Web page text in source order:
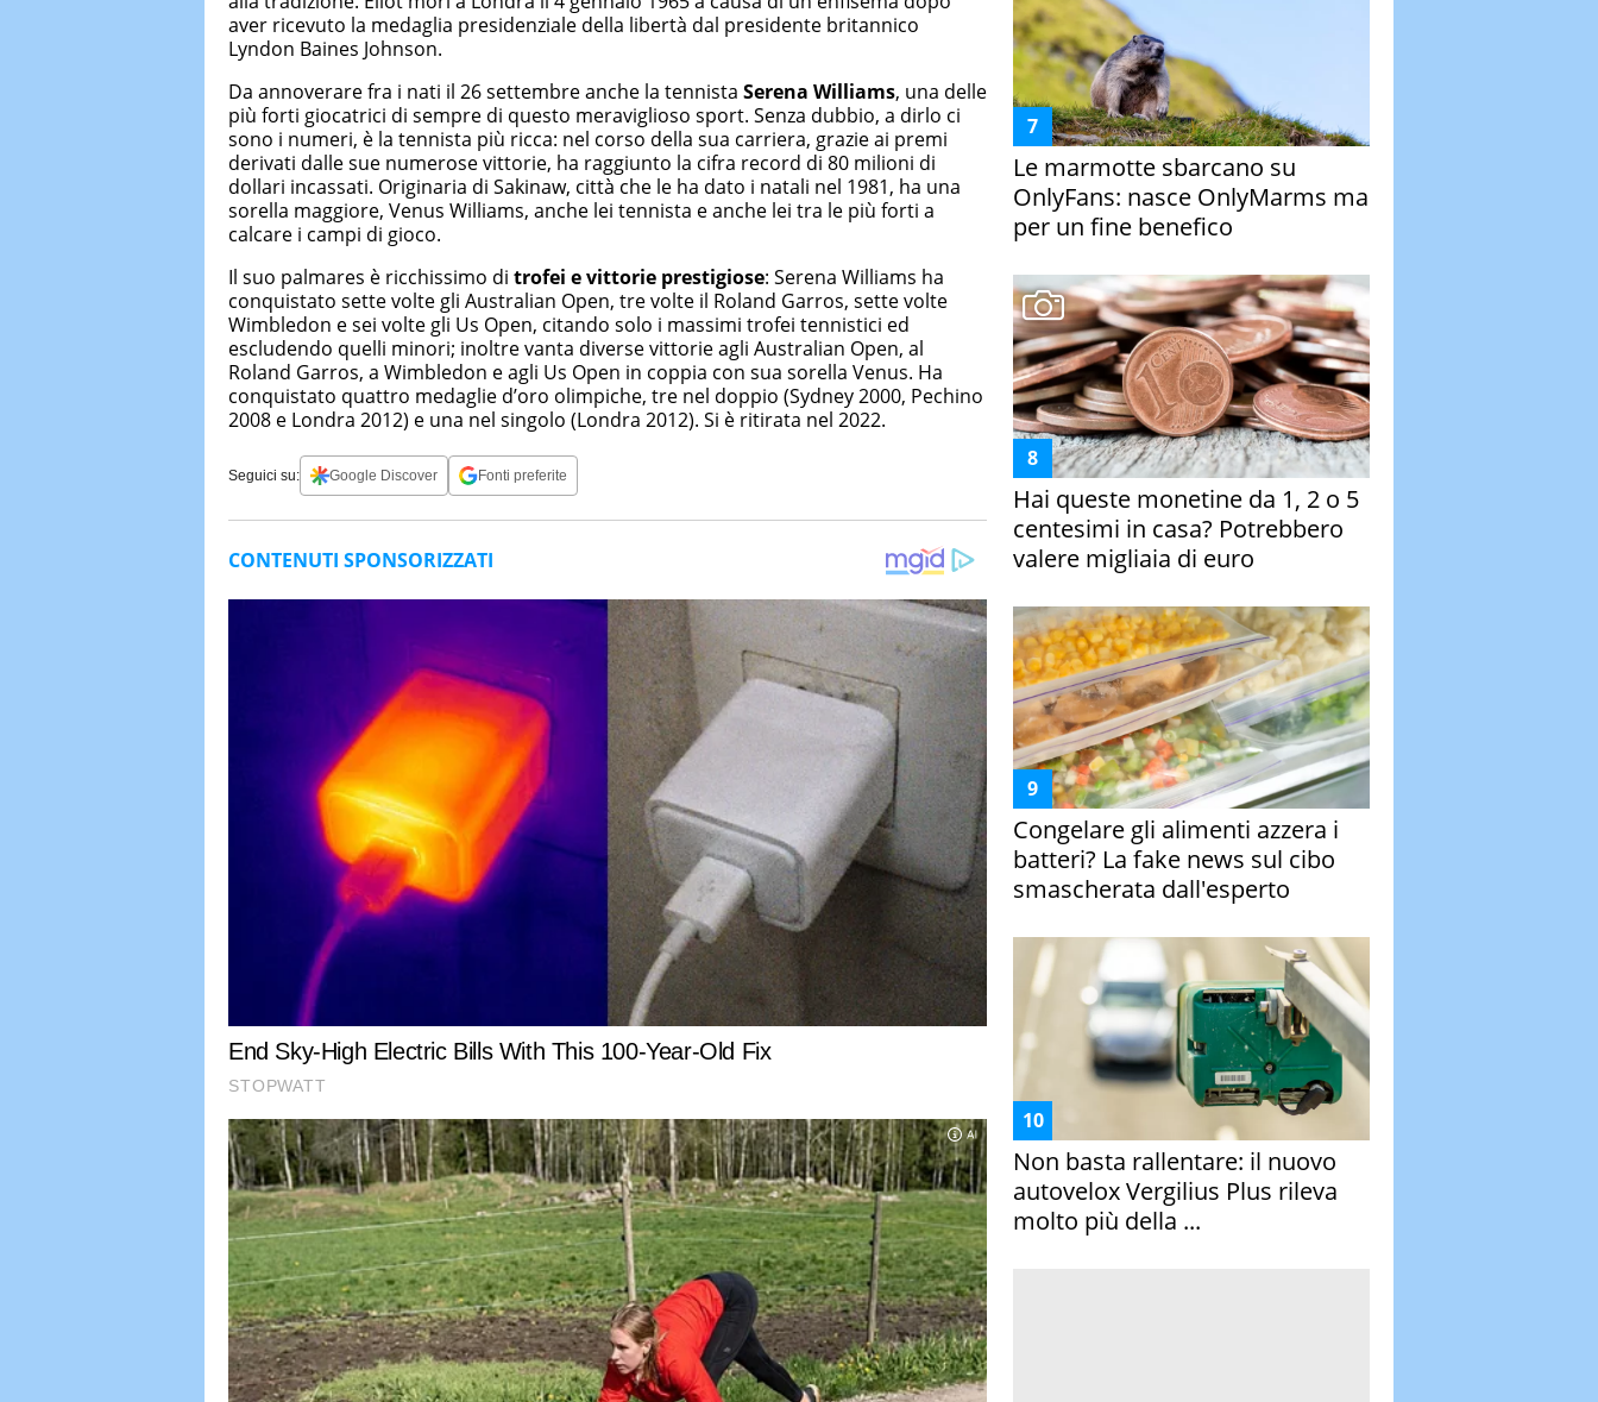
aver ricevuto la medaglia presidenziale della libertà dal presidente britannico
Lyndon Baines Johnson.
Da annoverare fra i nati il 26 settembre anche la tennista Serena Williams, una delle
più forti giocatrici di sempre di questo meraviglioso sport. Senza dubbio, a dirlo ci
sono i numeri, è la tennista più ricca: nel corso della sua carriera, grazie ai premi
derivati dalle sue numerose vittorie, ha raggiunto la cifra record di 80 milioni di
dollari incassati. Originaria di Sakinaw, città che le ha dato i natali nel 1981, ha una
sorella maggiore, Venus Williams, anche lei tennista e anche lei tra le più forti a
calcare i campi di gioco.
Il suo palmares è ricchissimo di trofei e vittorie prestigiose: Serena Williams ha
conquistato sette volte gli Australian Open, tre volte il Roland Garros, sette volte
Wimbledon e sei volte gli Us Open, citando solo i massimi trofei tennistici ed
escludendo quelli minori; inoltre vanta diverse vittorie agli Australian Open, al
Roland Garros, a Wimbledon e agli Us Open in coppia con sua sorella Venus. Ha
conquistato quattro medaglie d’oro olimpiche, tre nel doppio (Sydney 2000, Pechino
2008 e Londra 2012) e una nel singolo (Londra 2012). Si è ritirata nel 2022.
Seguici su: Google Discover Fonti preferite
Le marmotte sbarcano su
OnlyFans: nasce OnlyMarms ma
per un fine benefico
Hai queste monetine da 1, 2 o 5
centesimi in casa? Potrebbero
valere migliaia di euro
Congelare gli alimenti azzera i
batteri? La fake news sul cibo
smascherata dall'esperto
Non basta rallentare: il nuovo
autovelox Vergilius Plus rileva
molto più della ...